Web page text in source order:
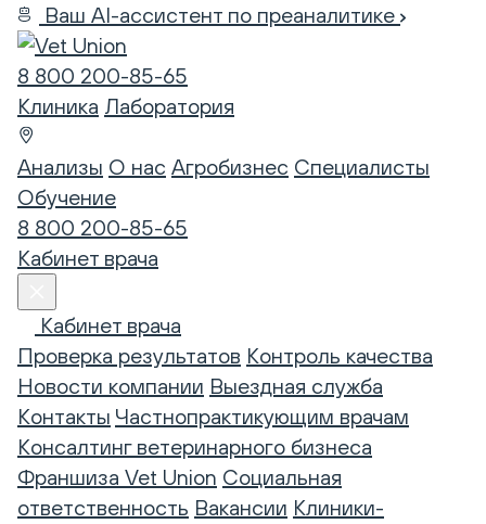
Ваш AI-ассистент по преаналитике
8 800 200-85-65
Клиника Лаборатория
Анализы О нас Агробизнес Специалисты
Обучение
8 800 200-85-65
Кабинет врача
Кабинет врача
Проверка результатов Контроль качества
Новости компании Выездная служба
Контакты Частнопрактикующим врачам
Консалтинг ветеринарного бизнеса
Франшиза Vet Union Социальная
ответственность Вакансии Клиники-